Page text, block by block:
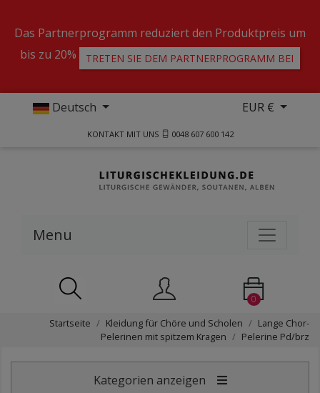
Das Partnerprogramm reduziert den Produktpreis um
bis zu 20%
TRETEN SIE DEM PARTNERPROGRAMM BEI
Deutsch EUR €
KONTAKT MIT UNS 0048 607 600 142
Menu
0
Startseite Kleidung für Chöre und Scholen
Lange Chor-
Pelerinen mit spitzem Kragen
Pelerine Pd/brz
Kategorien anzeigen